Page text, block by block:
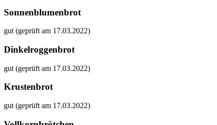
Sonnenblumenbrot
gut (geprüft am 17.03.2022)
Dinkelroggenbrot
gut (geprüft am 17.03.2022)
Krustenbrot
gut (geprüft am 17.03.2022)